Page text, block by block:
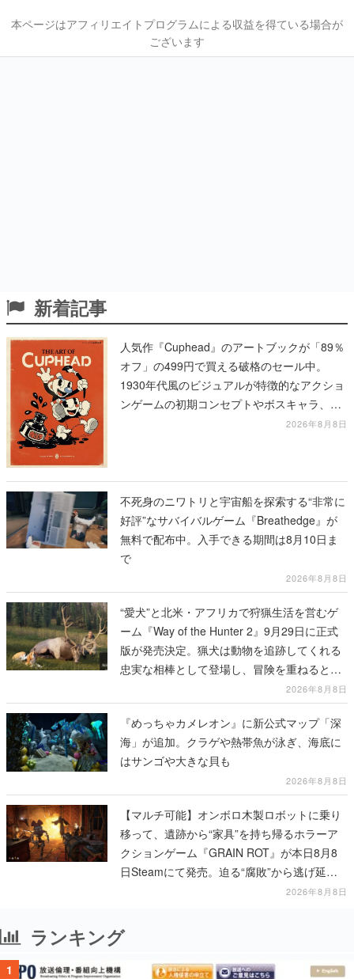
本ページはアフィリエイトプログラムによる収益を得ている場合が
ございます
新着記事
人気作『Cuphead』のアートブックが「89％
オフ」の499円で買える破格のセール中。
1930年代風のビジュアルが特徴的なアクショ
ンゲームの初期コンセプトやボスキャラ、ス
2026年8月8日
不死身のニワトリと宇宙船を探索する“非常に
好評”なサバイバルゲーム『Breathedge』が
無料で配布中。入手できる期間は8月10日ま
で
2026年8月8日
“愛犬”と北米・アフリカで狩猟生活を営むゲ
ーム『Way of the Hunter 2』9月29日に正式
版が発売決定。猟犬は動物を追跡してくれる
忠実な相棒として登場し、冒険を重ねると成
2026年8月8日
『めっちゃカメレオン』に新公式マップ「深
海」が追加。クラゲや熱帯魚が泳ぎ、海底に
はサンゴや大きな貝も
2026年8月8日
【マルチ可能】オンボロ木製ロボットに乗り
移って、遺跡から“家具”を持ち帰るホラーア
クションゲーム『GRAIN ROT』が本日8月8
日Steamにて発売。迫る“腐敗”から逃げ延
2026年8月8日
ランキング
1